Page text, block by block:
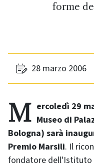
forme
28 marzo 2006
Mercoledì 29 marzo alle ore 18.30 presso il Museo di
Bologna) sarà
Premio Marsili. Il
fondatore dell'Istituto